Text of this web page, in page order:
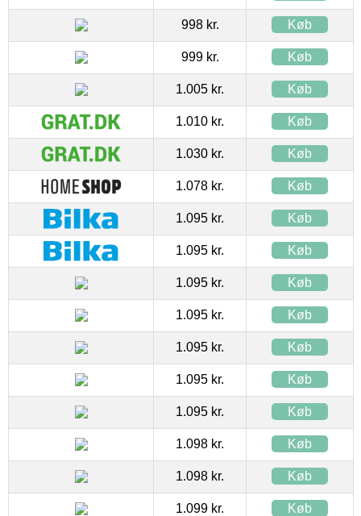
998 kr. Køb
999 kr. Køb
1.005 kr. Køb
1.010 kr. Køb
1.030 kr. Køb
1.078 kr. Køb
1.095 kr. Køb
1.095 kr. Køb
1.095 kr. Køb
1.095 kr. Køb
1.095 kr. Køb
1.095 kr. Køb
1.095 kr. Køb
1.098 kr. Køb
1.098 kr. Køb
1.099 kr. Køb